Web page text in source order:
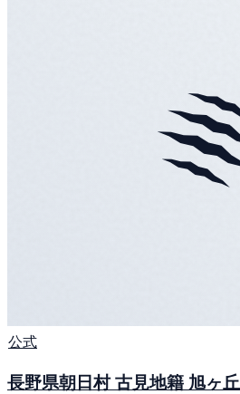
公式
長野県朝日村 古見地籍 旭ヶ丘